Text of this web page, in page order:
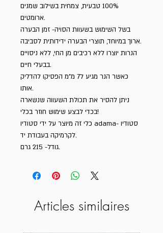
100% טבעית, צמחית בשילוב שמנים
ארומטים.
בשל השימוש בשעוות הסויה- זמן הבערה
ארוך במיוחד, תוצרי הבערה ידידותית לסביבה.
הנרות יוצרו ללא רכיבים מן החי, ללא ניסויים
בבעלי חיים.
כאשר הנר מגיע ל7 מ"מ הפסיקו להדליק
אותו.
ניתן להסיר את תכולת השעווה שנשארה
בכדי לבצע שימוש חוזר בכלי!
כלי זה מיוצר על ידי סטודיו adama- סטודיו
לקרמיקה בעבודת יד.
גודל- 215 גרם.
Articles similaires